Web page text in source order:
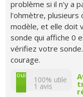
problème si il n'y a
l'ohmètre, plusieurs
modèle, et elle doit
sonde qui affiche 0
vérifiez votre
courage.
non
oui 100% utile
1 avis